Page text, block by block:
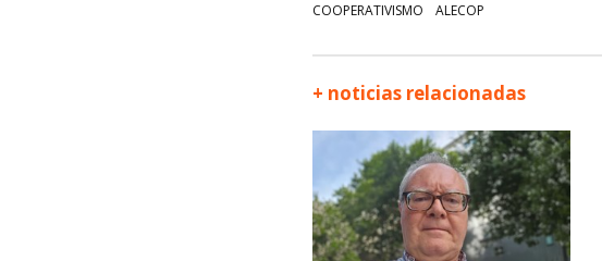
COOPERATIVISMO ALECOP
+ noticias relacionadas